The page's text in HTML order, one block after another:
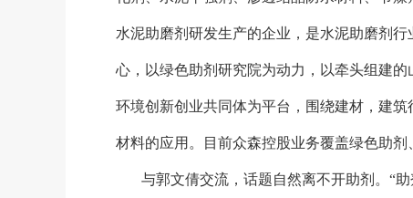
水泥助磨剂研发生产的企业，是水泥助磨剂
心，以绿色助剂研究院为动力，以牵头组建
环境创新创业共同体为平台，围绕建材，建
材料的应用。目前众森控股业务覆盖绿色助剂
与郭文倩交流，话题自然离不开助剂。 “